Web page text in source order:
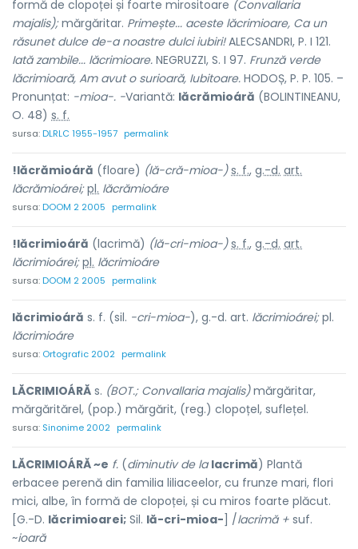
formă de clopoței și foarte mirositoare (Convallaria
majalis);mărgăritar. Primește... aceste lăcrimioare, Ca un
răsunet dulce de-a noastre dulci iubiri!ALECSANDRI, P. I 121.
Iată zambile... lăcrimioare. NEGRUZZI, S. I 97. Frunză verde
lăcrimioară, Am avut o surioară, Iubitoare. HODOȘ, P. P. 105. –
Pronunțat: -mioa-. -Variantă: lăcrămioáră (BOLINTINEANU,
O. 48) s. f.
sursa:DLRLC 1955-1957 permalink
!lăcrămioáră (floare) (lă-cră-mioa-) s. f., g.-d. art.
lăcrămioárei; pl. lăcrămioáre
sursa:DOOM 2 2005 permalink
!lăcrimioáră (lacrimă) (lă-cri-mioa-) s. f., g.-d. art.
lăcrimioárei; pl. lăcrimioáre
sursa:DOOM 2 2005 permalink
lăcrimioáră s. f. (sil. -cri-mioa-), g.-d. art. lăcrimioárei;pl.
lăcrimioáre
sursa: Ortografic 2002 permalink
LĂCRIMIOÁRĂ s. (BOT.; Convallaria majalis)mărgăritar,
mărgăritărel, (pop.) mărgărit, (reg.) clopoțel, suflețel.
sursa: Sinonime 2002 permalink
LĂCRIMIOÁRĂ ~e f. (diminutiv de la lacrimă) Plantă
erbacee perenă din familia liliaceelor, cu frunze mari, flori
mici, albe, în formă de clopoței, și cu miros foarte plăcut.
[G.-D. lăcrimioarei; Sil. lă-cri-mioa- ] /lacrimă + suf.
~ioară